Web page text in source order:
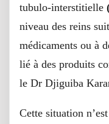
tubulo-interstitielle
niveau des reins
médicaments ou à
lié à des produits
le Dr Djiguiba
Cette situation